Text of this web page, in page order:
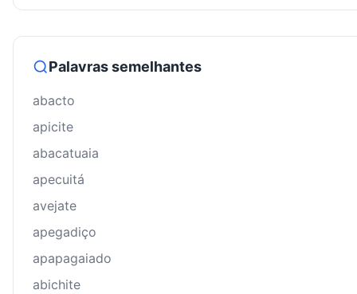
Palavras semelhantes
abacto
apicite
abacatuaia
apecuitá
avejate
apegadiço
apapagaiado
abichite